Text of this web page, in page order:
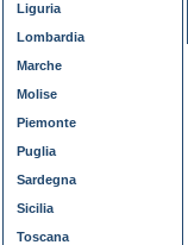
Liguria
Lombardia
Marche
Molise
Piemonte
Puglia
Sardegna
Sicilia
Toscana